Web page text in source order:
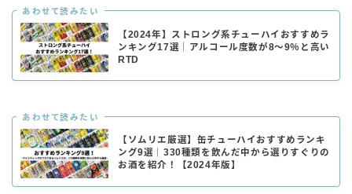
あわせて読みたい
【2024年】ストロング系チューハイおすすめラ
ンキング17選｜アルコール度数が8～9％と高い
RTD
あわせて読みたい
【ソムリエ厳選】缶チューハイおすすめランキ
ング9選｜330種類を飲んだ中から選りすぐりの
お酒を紹介！【2024年版】